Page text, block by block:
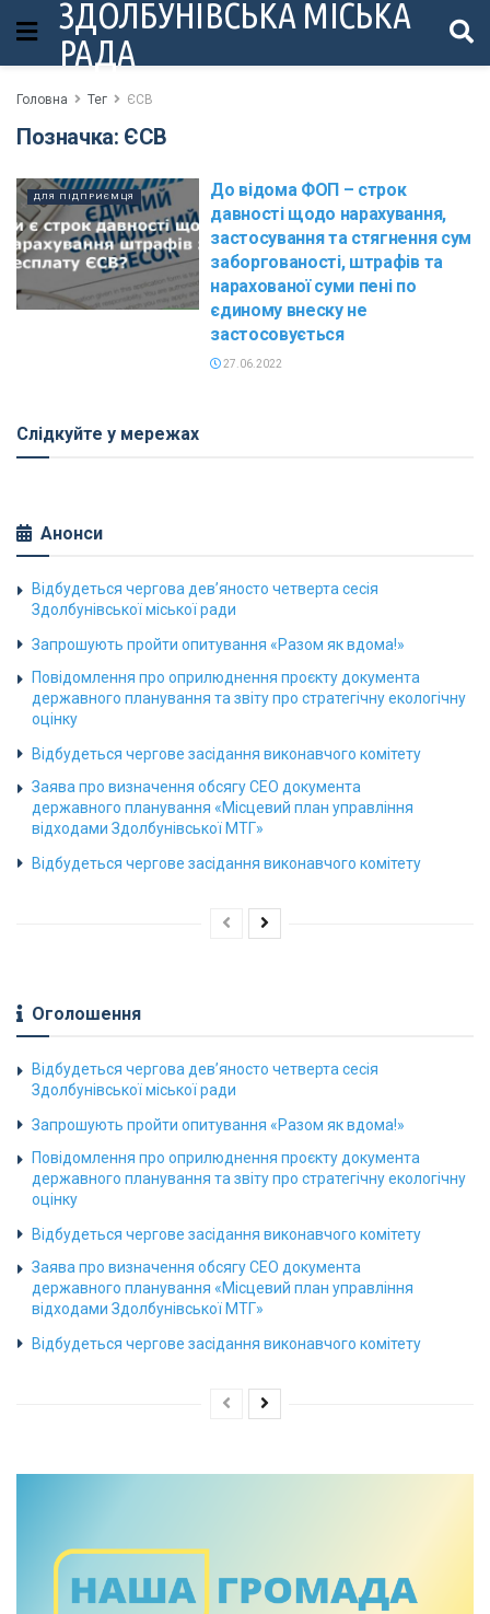
ЗДОЛБУНІВСЬКА МІСЬКА
РАДА
Головна Тег ЄСВ
Позначка: ЄСВ
ДЛЯ ПІДПРИЄМЦЯ
До відома ФОП – строк
давності щодо нарахування,
застосування та стягнення сум
заборгованості, штрафів та
нарахованої суми пені по
єдиному внеску не
застосовується
27.06.2022
Слідкуйте у мережах
Анонси
Відбудеться чергова дев’яносто четверта сесія
Здолбунівської міської ради
Запрошують пройти опитування «Разом як вдома!»
Повідомлення про оприлюднення проєкту документа
державного планування та звіту про стратегічну екологічну
оцінку
Відбудеться чергове засідання виконавчого комітету
Заява про визначення обсягу СЕО документа
державного планування «Місцевий план управління
відходами Здолбунівської МТГ»
Відбудеться чергове засідання виконавчого комітету
Оголошення
Відбудеться чергова дев’яносто четверта сесія
Здолбунівської міської ради
Запрошують пройти опитування «Разом як вдома!»
Повідомлення про оприлюднення проєкту документа
державного планування та звіту про стратегічну екологічну
оцінку
Відбудеться чергове засідання виконавчого комітету
Заява про визначення обсягу СЕО документа
державного планування «Місцевий план управління
відходами Здолбунівської МТГ»
Відбудеться чергове засідання виконавчого комітету